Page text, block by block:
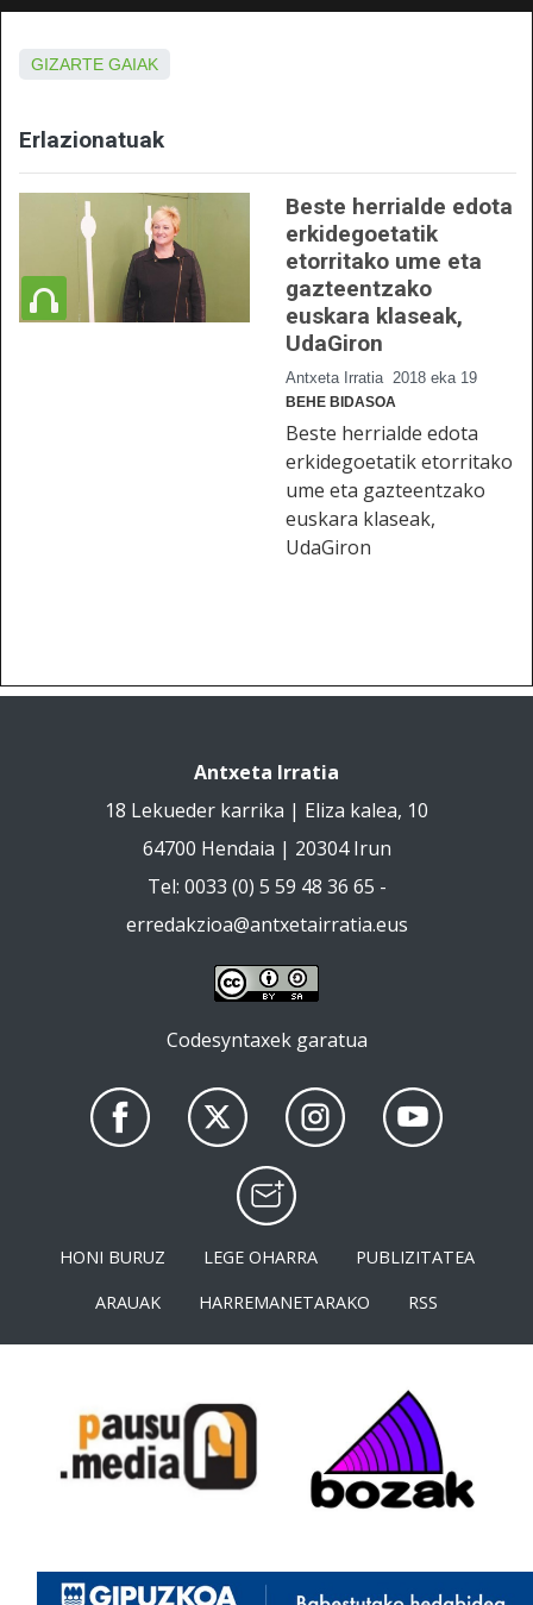
GIZARTE GAIAK
Erlazionatuak
Beste herrialde edota
erkidegoetatik
etorritako ume eta
gazteentzako
euskara klaseak,
UdaGiron
Antxeta Irratia 2018 eka 19
BEHE BIDASOA
Beste herrialde edota
erkidegoetatik etorritako
ume eta gazteentzako
euskara klaseak,
UdaGiron
Antxeta Irratia
18 Lekueder karrika | Eliza kalea, 10
64700 Hendaia | 20304 Irun
Tel: 0033 (0) 5 59 48 36 65 -
erredakzioa@antxetairratia.eus
Codesyntaxek garatua
HONI BURUZ LEGE OHARRA
PUBLIZITATEA
ARAUAK
HARREMANETARAKO RSS